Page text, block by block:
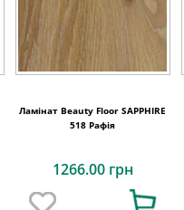
Ламінат Beauty Floor SAPPHIRE
518 Рафія
1266.00 грн